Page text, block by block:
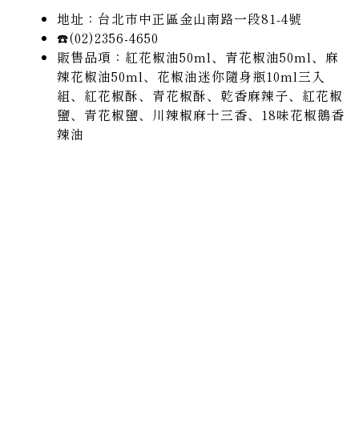
地址：台北市中正區金山南路一段81-4號
☎️(02)2356-4650
販售品項：紅花椒油50ml、青花椒油50ml、麻
辣花椒油50ml、花椒油迷你隨身瓶10ml三入
組、紅花椒酥、青花椒酥、乾香麻辣子、紅花椒
鹽、青花椒鹽、川辣椒麻十三香、18味花椒鵝香
辣油